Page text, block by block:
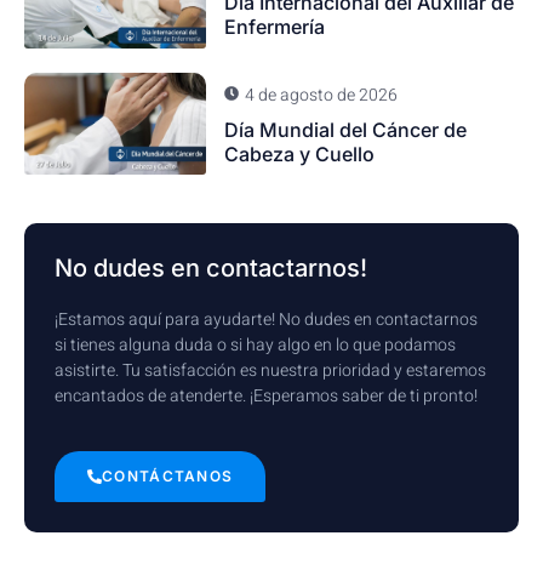
Enfermería
4 de agosto de 2026
Día Mundial del Cáncer de
Cabeza y Cuello
No dudes en contactarnos!
¡Estamos aquí para ayudarte! No dudes en contactarnos
si tienes alguna duda o si hay algo en lo que podamos
asistirte. Tu satisfacción es nuestra prioridad y estaremos
encantados de atenderte. ¡Esperamos saber de ti pronto!
CONTÁCTANOS